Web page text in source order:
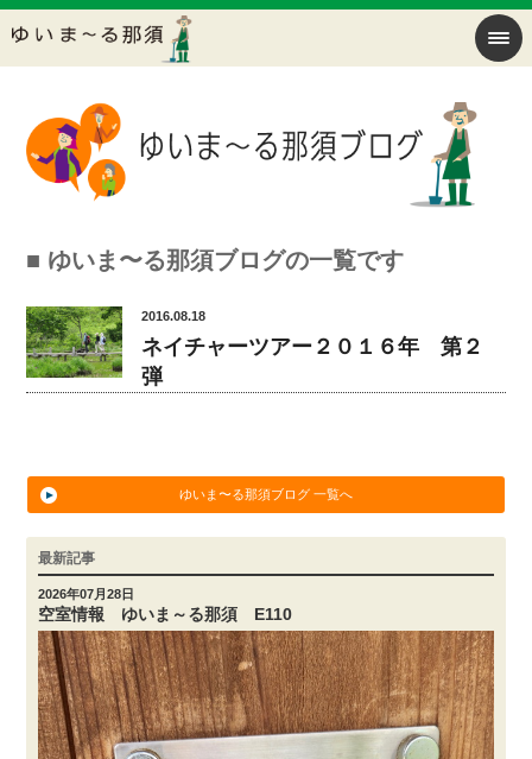
■ ゆいま〜る那須ブログの一覧です
2016.08.18
ネイチャーツアー２０１６年 第２
弾
ゆいま〜る那須ブログ 一覧へ
最新記事
2026年07月28日
空室情報 ゆいま～る那須 E110